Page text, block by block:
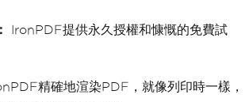
IronPDF提供永久授權和慷慨的免費試
精確地渲染PDF，就像列印時一樣，